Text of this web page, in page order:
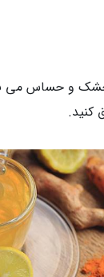
و حساس می
کنید.